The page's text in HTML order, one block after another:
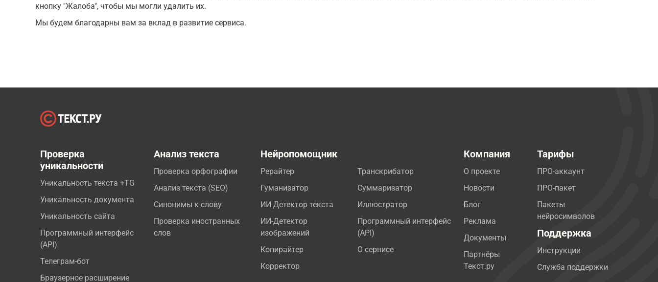
кнопку "Жалоба", чтобы мы могли удалить их.
Мы будем благодарны вам за вклад в развитие сервиса.
Проверка
уникальности
Уникальность текста +TG
Уникальность документа
Уникальность сайта
Программный интерфейс
(API)
Телеграм-бот
Браузерное расширение
Анализ текста
Проверка орфографии
Анализ текста (SEO)
Синонимы к слову
Проверка иностранных
слов
Нейропомощник
Рерайтер
Гуманизатор
ИИ-Детектор текста
ИИ-Детектор
изображений
Копирайтер
Корректор
Транскрибатор
Суммаризатор
Иллюстратор
Программный интерфейс
(API)
О сервисе
Компания
О проекте
Новости
Блог
Реклама
Документы
Партнёры
Текст.ру
Тарифы
ПРО-аккаунт
ПРО-пакет
Пакеты
нейросимволов
Поддержка
Инструкции
Служба поддержки